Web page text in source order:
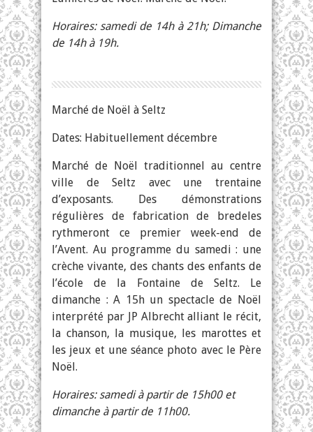
Horaires: samedi de 14h à 21h; Dimanche
de 14h à 19h.
Marché de Noël à Seltz
Dates: Habituellement décembre
Marché de Noël traditionnel au centre
ville de Seltz avec une trentaine
d’exposants. Des démonstrations
régulières de fabrication de bredeles
rythmeront ce premier week-end de
l’Avent. Au programme du samedi : une
crèche vivante, des chants des enfants de
l’école de la Fontaine de Seltz. Le
dimanche : A 15h un spectacle de Noël
interprété par JP Albrecht alliant le récit,
la chanson, la musique, les marottes et
les jeux et une séance photo avec le Père
Noël.
Horaires: samedi à partir de 15h00 et
dimanche à partir de 11h00.